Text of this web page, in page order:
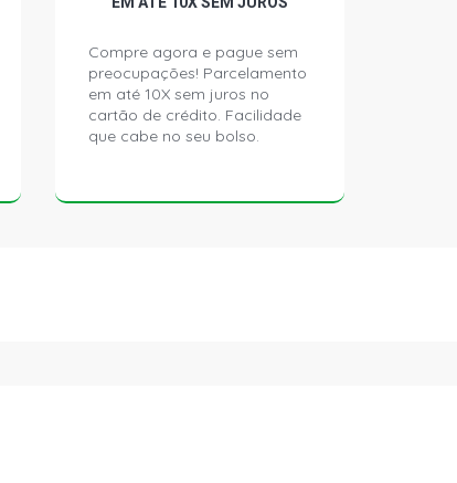
Compre agora e pague sem
preocupações! Parcelamento
em até 10X sem juros no
cartão de crédito. Facilidade
que cabe no seu bolso.